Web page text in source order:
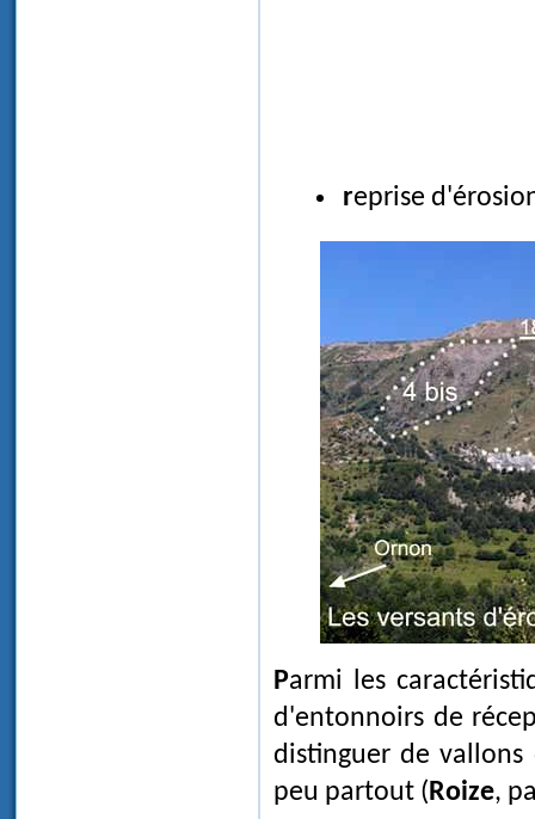
reprise
Parmi les
d'entonnoirs de
distinguer de
peu partout (Roize,